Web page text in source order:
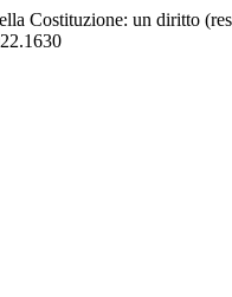
Costituzione: un diritto